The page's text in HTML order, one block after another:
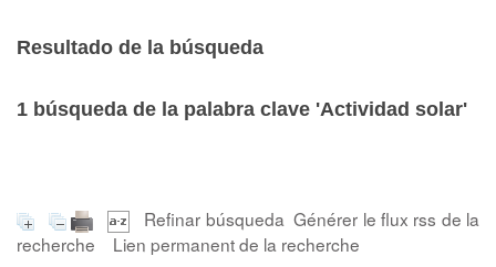
Resultado de la búsqueda
1 búsqueda de la palabra clave 'Actividad solar'
Refinar búsqueda Générer le flux rss de la
recherche
Lien permanent de la recherche